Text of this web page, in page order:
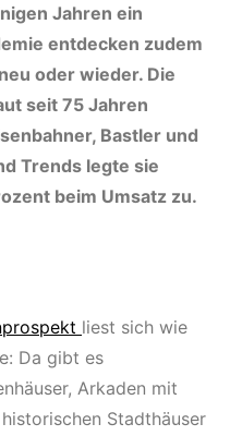
Jahren ein
entdecken zudem
oder wieder. Die
seit 75 Jahren
Bastler und
Trends legte sie
beim Umsatz zu.
liest sich wie
Da gibt es
Arkaden mit
Stadthäuser